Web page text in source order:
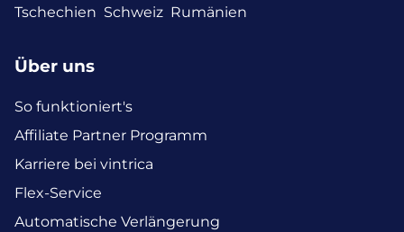
Tschechien Schweiz Rumänien
Über uns
So funktioniert's
Affiliate Partner Programm
Karriere bei vintrica
Flex-Service
Automatische Verlängerung